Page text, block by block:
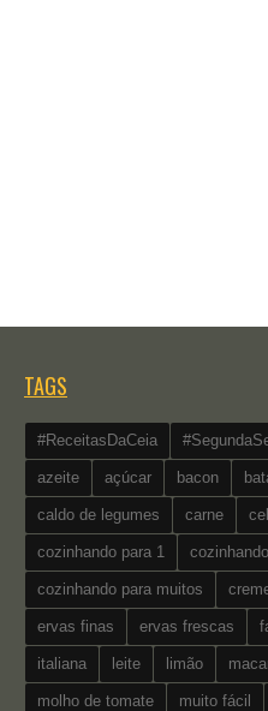
TAGS
#ReceitasDaCeia
azeite açúcar bacon
caldo de legumes carne
cozinhando para 1
cozinhando para muitos
ervas finas ervas frescas
italiana leite limão
molho de tomate muito fácil